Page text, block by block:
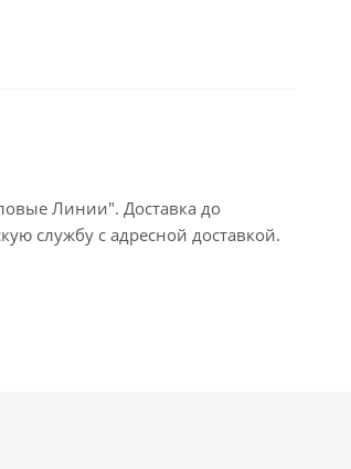
Линии". Доставка до
службу с адресной доставкой.